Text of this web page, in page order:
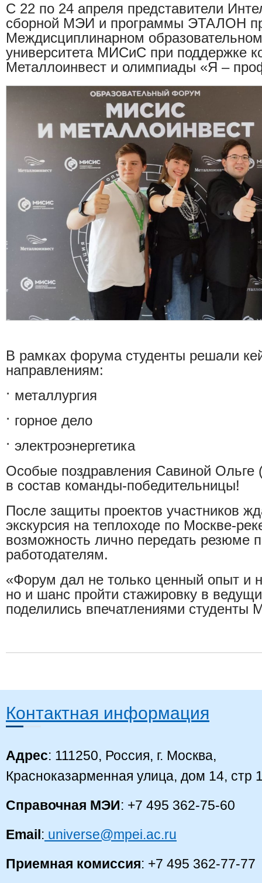
С 22 по 24 апреля представители
сборной МЭИ и программы ЭТАЛОН
Междисциплинарном
университета МИСиС при поддержке
Металлоинвест и олимпиады «Я –
В рамках форума студенты решали
направлениям:
металлургия
горное дело
электроэнергетика
Особые поздравления Савиной
в состав команды-победительницы!
После защиты проектов участников
экскурсия на теплоходе по Москве-
возможность лично передать резюме
работодателям.
«Форум дал не только ценный опыт и
но и шанс пройти стажировку в
поделились впечатлениями студенты
Контактная информация
Адрес: 111250, Россия, г. Москва,
Красноказарменная улица, дом 14, стр
Справочная МЭИ: +7 495 362-75-60
Email: universe@mpei.ac.ru
Приемная комиссия: +7 495 362-77-77